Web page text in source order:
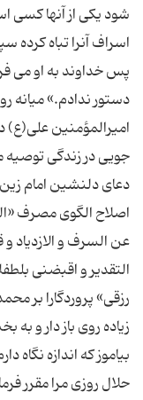
شود یكی از آنها كسی
اسراف آنرا تباه
پس خداوند به او می
دستور ندادم.» میانه
امیرالمؤمنین
جویی در زندگی توصیه
دعای دلنشین امام
اصلاح الگوی مصرف
عن السرف و الازدیاد
التقدیر و اقبضنی
رزقی» پروردگارا بر
زیاده روی باز دار و
بیاموز كه اندازه نگاه
حلال روزی مرا مقرر